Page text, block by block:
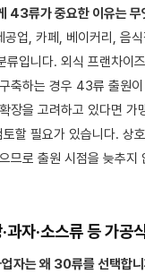
43류가 중요한 이유는
업, 카페, 베이커리, 음
류입니다. 외식 프랜차이
축하는 경우 43류 출원이
장을 고려하고 있다면 가
할 필요가 있습니다. 상
므로 출원 시점을 늦추지
자·소스류 등 가공
업자는 왜 30류를 선택합